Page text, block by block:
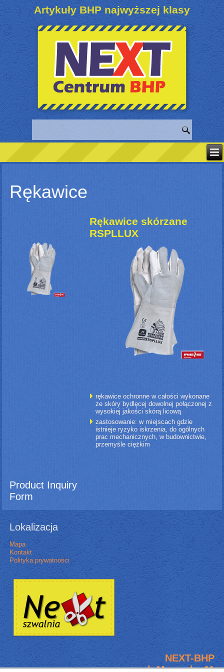
Artykuły BHP najwyższej klasy
Rękawice
Rękawice skórzane
RSPLLUX
rękawice ochronne w całości wykonane
ze skóry bydlęcej dowolnej połączonej z
wysokiej jakości skórą licową
zastosowanie: w miejscach gdzie
istnieje ryzyko iskrzenia, do ogólnych
prac mechanicznych, w budownictwie,
przemyśle ciężkim
Product Inquiry
Form
Lokalizacja
Mapa
Kontakt
Polityka prywatności
NEXT-BHP
ul. Murarska 11